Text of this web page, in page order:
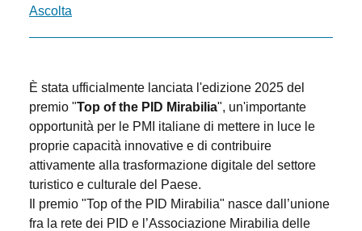
Ascolta
È stata ufficialmente lanciata l'edizione 2025 del
premio "Top of the PID Mirabilia", un'importante
opportunità per le PMI italiane di mettere in luce le
proprie capacità innovative e di contribuire
attivamente alla trasformazione digitale del settore
turistico e culturale del Paese.
Il premio "Top of the PID Mirabilia" nasce dall’unione
fra la rete dei PID e l’Associazione Mirabilia delle